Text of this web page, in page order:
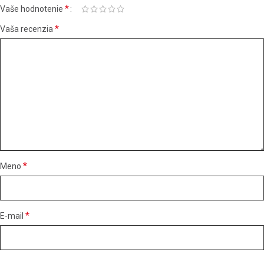
Vaše hodnotenie *
Vaša recenzia *
Meno *
E-mail *